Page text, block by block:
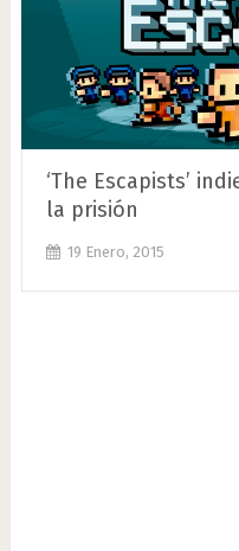
‘The Escapists’
la prisión
19 Enero, 2015